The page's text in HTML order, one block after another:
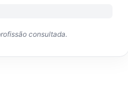
consultada.